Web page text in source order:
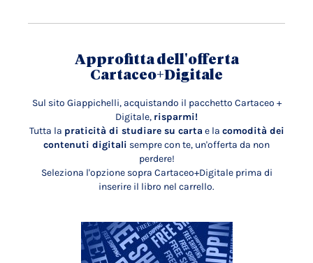
Approfitta dell'offerta
Cartaceo+Digitale
Sul sito Giappichelli, acquistando il pacchetto Cartaceo +
Digitale, risparmi!
Tutta la praticità di studiare su carta e la comodità dei
contenuti digitali sempre con te, un'offerta da non
perdere!
Seleziona l'opzione sopra Cartaceo+Digitale prima di
inserire il libro nel carrello.